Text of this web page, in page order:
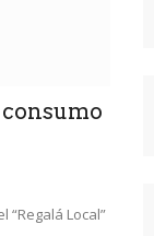
consumo
“Regalá Local”